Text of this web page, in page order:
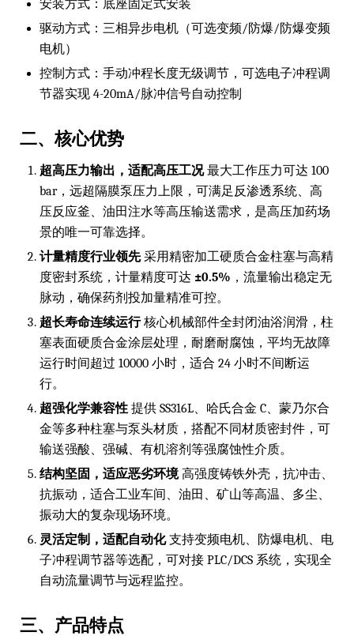
安装方式：底座固定式安装
驱动方式：三相异步电机（可选变频/防爆/防爆变频
电机）
控制方式：手动冲程长度无级调节，可选电子冲程调
节器实现 4-20mA/脉冲信号自动控制
二、核心优势
超高压力输出，适配高压工况最大工作压力可达 100
bar，远超隔膜泵压力上限，可满足反渗透系统、高
压反应釜、油田注水等高压输送需求，是高压加药场
景的唯一可靠选择。
计量精度行业领先采用精密加工硬质合金柱塞与高精
度密封系统，计量精度可达 ±0.5% ，流量输出稳定无
脉动，确保药剂投加量精准可控。
超长寿命连续运行核心机械部件全封闭油浴润滑，柱
塞表面硬质合金涂层处理，耐磨耐腐蚀，平均无故障
运行时间超过 10000 小时，适合 24 小时不间断运
行。
超强化学兼容性 提供 SS316L、哈氏合金 C、蒙乃尔合
金等多种柱塞与泵头材质，搭配不同材质密封件，可
输送强酸、强碱、有机溶剂等强腐蚀性介质。
结构坚固，适应恶劣环境高强度铸铁外壳，抗冲击、
抗振动，适合工业车间、油田、矿山等高温、多尘、
振动大的复杂现场环境。
灵活定制，适配自动化支持变频电机、防爆电机、电
子冲程调节器等选配，可对接 PLC/DCS 系统，实现全
自动流量调节与远程监控。
三、产品特点